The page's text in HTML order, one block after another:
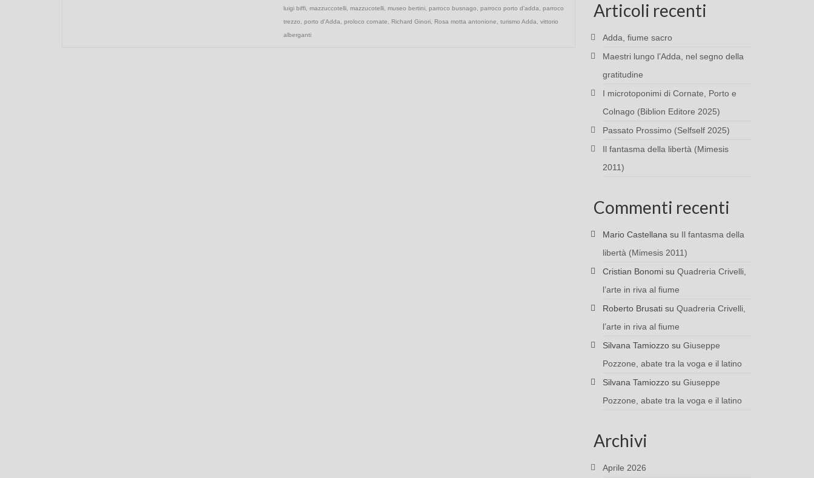
luigi biffi, mazzuccotelli, mazzucotelli, museo bertini, parroco busnago parroco porto d'adda
parroco
trezzo
porto d'Adda proloco cornate Richard Ginori, Rosa motta antonione turismo Adda
vittorio
alberganti
Articoli recenti
Adda, fiume sacro
Maestri lungo l’Adda, nel segno della
gratitudine
I microtoponimi di Cornate, Porto e
Colnago (Biblion Editore 2025)
Passato Prossimo (Selfself 2025)
Il fantasma della libertà (Mimesis
2011)
Commenti recenti
Mario Castellana su Il fantasma della
libertà (Mimesis 2011)
Cristian Bonomisu Quadreria Crivelli,
l’arte in riva al fiume
Roberto Brusatisu Quadreria Crivelli,
l’arte in riva al fiume
Silvana Tamiozzosu Giuseppe
Pozzone, abate tra la voga e il latino
Silvana Tamiozzosu Giuseppe
Pozzone, abate tra la voga e il latino
Archivi
Aprile 2026